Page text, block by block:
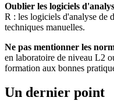
Oublier les logiciels
R : les logiciels d'analyse de
techniques manuelles.
Ne pas mentionner les
en laboratoire de niveau L2
formation aux bonnes
Un dernier point